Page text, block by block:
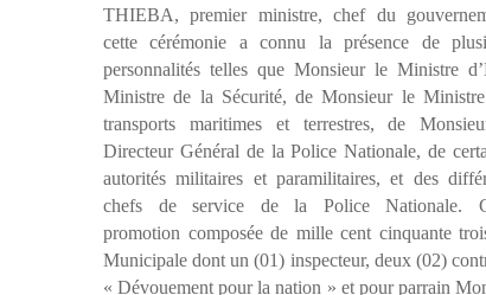
THIEBA, premier ministre, chef du
cette cérémonie a connu la présence de
personnalités telles que Monsieur le Ministre
Ministre de la Sécurité, de Monsieur le
transports maritimes et terrestres, de
Directeur Général de la Police Nationale, de
autorités militaires et paramilitaires, et des
chefs de service de la Police Nationale.
promotion composée de mille cent cinquante
Municipale dont un (01) inspecteur, deux (02)
« Dévouement pour la nation » et pour parrain